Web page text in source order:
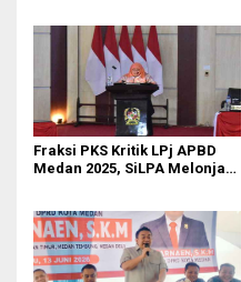
Digital
Fraksi PKS Kritik LPj APBD
Medan 2025, SiLPA Melonjak